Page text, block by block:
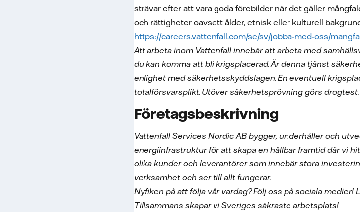
strävar efter att vara goda förebilder när det gäller
och rättigheter oavsett ålder, etnisk eller kulturell
https://careers.vattenfall.com/se/sv/jobba-med-oss/
Att arbeta inom Vattenfall innebär att arbeta med
du kan komma att bli krigsplacerad.Är denna tjänst sä
enlighet med säkerhetsskyddslagen.En eventuell
totalförsvarsplikt. Utöver säkerhetsprövning görs drogtest.
Företagsbeskrivning
Vattenfall Services Nordic AB bygger, underhåller och
energiinfrastruktur för att skapa en hållbar framtid där vi
olika kunder och leverantörer som innebär stora
verksamhet och ser till allt fungerar.
Nyfiken på att följa vår vardag? Följ oss på sociala
Tillsammans skapar vi Sveriges säkraste arbetsplats!